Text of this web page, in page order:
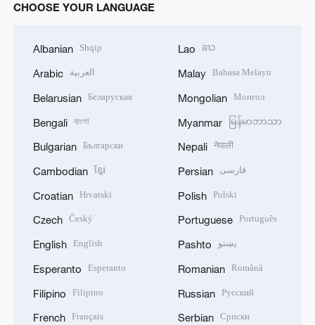
CHOOSE YOUR LANGUAGE
Albanian Shqip
Arabic العربية
Belarusian Беларуская
Bengali বাংলা
Bulgarian Български
Cambodian ខ្មែរ
Croatian Hrvatski
Czech Český
English English
Esperanto Esperanto
Filipino Filipino
French Français
Lao ລາວ
Malay Bahasa Melayu
Mongolian Монгол
Myanmar မြန်မာဘာသာ
Nepali नेपाली
Persian فارسی
Polish Polski
Portuguese Português
Pashto پښتو
Romanian Română
Russian Русский
Serbian Српски